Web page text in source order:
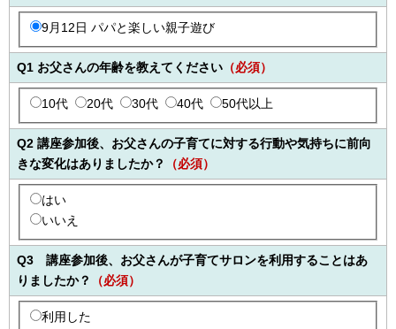
9月12日 パパと楽しい親子遊び
Q1 お父さんの年齢を教えてください （必須）
10代 20代 30代 40代 50代以上
Q2 講座参加後、お父さんの子育てに対する行動や気持ちに前向
きな変化はありましたか？
（必須）
はい
いいえ
Q3 講座参加後、お父さんが子育てサロンを利用することはあ
りましたか？
（必須）
利用した